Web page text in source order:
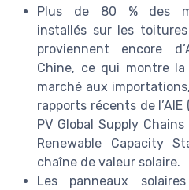
Plus de 80 % des
installés sur les
proviennent encore
Chine, ce qui montre
marché aux
rapports récents de
PV Global Supply
Renewable Capacity
chaîne de valeur solaire.
Les panneaux